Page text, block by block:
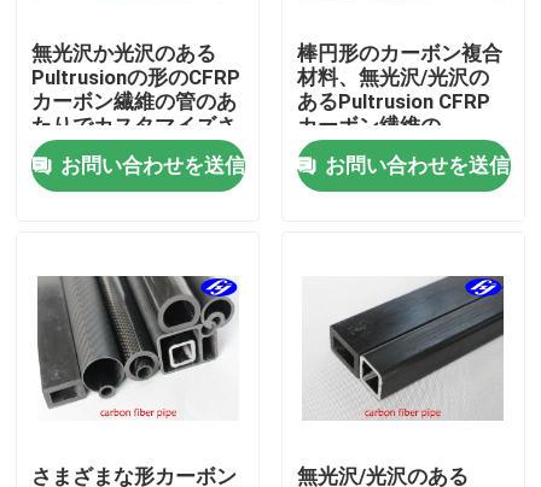
会社案内
品質管理
ニュース
見積依頼
カーボンアラミドの生地
無光沢か光沢のある
Pultrusionの形のCFRP
カーボン繊維の管のあ
たりでカスタマイズさ
れる
お問い合わせを送信
棒円形のカーボン複合
材料、無光沢/光沢の
あるPultrusion CFRP
カーボン繊維の
お問い合わせを送信
さまざまな形カーボン 無光沢/光沢のある